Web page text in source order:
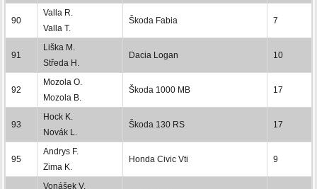
90
Valla R.
Valla T.
Škoda Fabia 7
91
Liška M.
Středa H.
Dacia Logan 10
92
Mozola O.
Mozola B.
Škoda 1000 MB 17
93
Hock K.
Novák L.
Škoda 130 RS 17
95
Andrys F.
Zima K.
Honda Civic Vti 9
Vonášek V.